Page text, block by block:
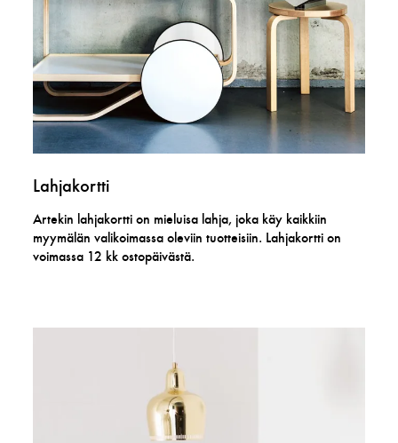
Lahjakortti
Artekin lahjakortti on mieluisa lahja, joka käy kaikkiin
myymälän valikoimassa oleviin tuotteisiin. Lahjakortti on
voimassa 12 kk ostopäivästä.